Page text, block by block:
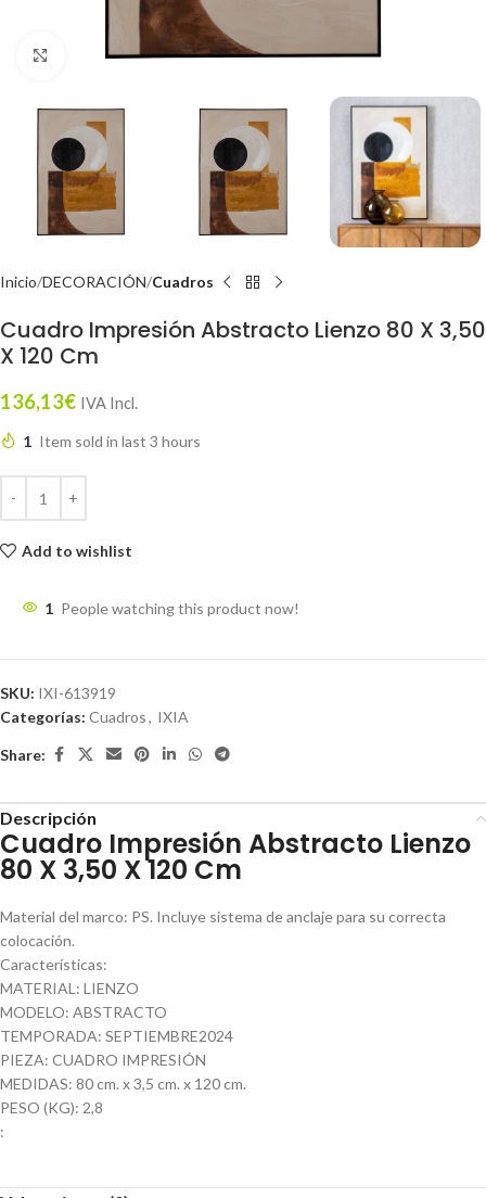
Click to enlarge
Inicio DECORACIÓN Cuadros
Cuadro Impresión Abstracto Lienzo 80 X 3,50
X 120 Cm
136,13€ IVA Incl.
1 Item sold in last 3 hours
Add to wishlist
1 People watching this product now!
SKU: IXI-613919
Categorías: Cuadros, IXIA
Share:
Descripción
Cuadro Impresión Abstracto Lienzo
80 X 3,50 X 120 Cm
Material del marco: PS. Incluye sistema de anclaje para su correcta
colocación.
Características:
MATERIAL: LIENZO
MODELO: ABSTRACTO
TEMPORADA: SEPTIEMBRE2024
PIEZA: CUADRO IMPRESIÓN
MEDIDAS: 80 cm. x 3,5 cm. x 120 cm.
PESO (KG): 2,8
: